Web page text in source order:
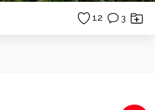
12 3